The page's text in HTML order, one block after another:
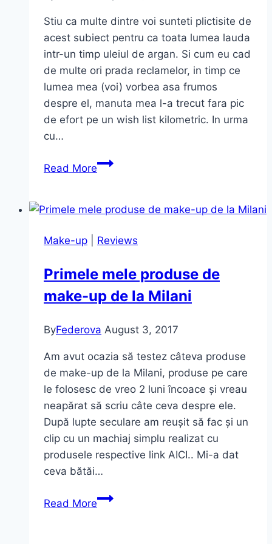
Stiu ca multe dintre voi sunteti plictisite de
acest subiect pentru ca toata lumea lauda
intr-un timp uleiul de argan. Si cum eu cad
de multe ori prada reclamelor, in timp ce
lumea mea (voi) vorbea asa frumos
despre el, manuta mea l-a trecut fara pic
de efort pe un wish list kilometric. In urma
cu…
Read MorePur
BIO
My
;))
Make-up Reviews
Primele mele produse de
make-up de la Milani
ByFederova August 3, 2017
Am avut ocazia să testez câteva produse
de make-up de la Milani, produse pe care
le folosesc de vreo 2 luni încoace și vreau
neapărat să scriu câte ceva despre ele.
După lupte seculare am reușit să fac și un
clip cu un machiaj simplu realizat cu
produsele respective link AICI.. Mi-a dat
ceva bătăi…
Read MorePrimele